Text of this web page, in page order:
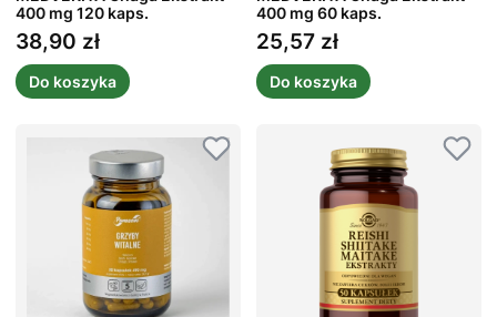
400 mg 120 kaps.
Cena
38,90 zł
Do koszyka
400 mg 60 kaps.
Cena
25,57 zł
Do koszyka